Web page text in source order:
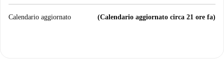
Calendario aggiornato (Calendario aggiornato circa 21 ore fa)